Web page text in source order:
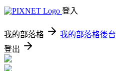
登入
我的部落格 我的部落格後台
登出